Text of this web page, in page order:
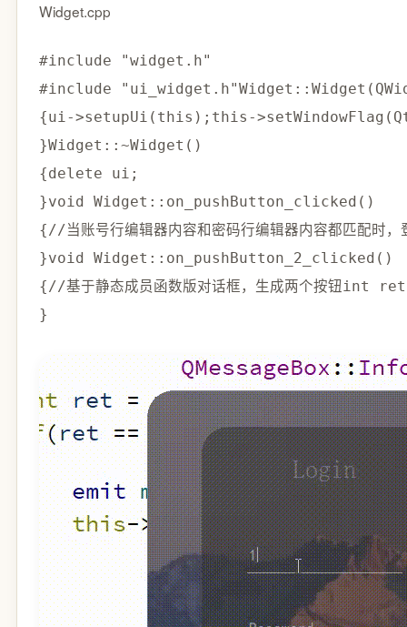
Widget.cpp
#include
"widget.h"
#include "ui_widget.h"Widget :: Widget (
{ui->setupUi ( this ) ; this ->setWindowFlag (
}Widget :: ~Widget ( )
{delete ui ;
}void Widget :: on_pushButton_clicked ( )
{//当账号行编辑器内容和密码行编辑器内容都匹配时，
}void Widget :: on_pushButton_2_clicked ( )
{//基于静态成员函数版对话框，生成两个按钮int
}